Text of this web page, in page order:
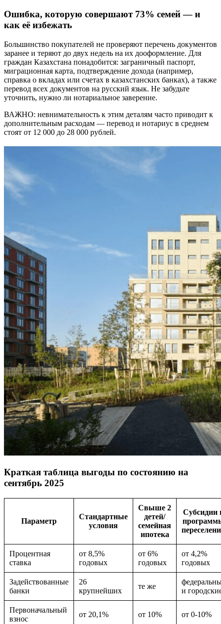
Ошибка, которую совершают 73% семей — и
как её избежать
Большинство покупателей не проверяют перечень документов
заранее и теряют до двух недель на их дооформление. Для
граждан Казахстана понадобится: заграничный паспорт,
миграционная карта, подтверждение дохода (например,
справка о вкладах или счетах в казахстанских банках), а также
перевод всех документов на русский язык. Не забудьте
уточнить, нужно ли нотариальное заверение.
ВАЖНО: невнимательность к этим деталям часто приводит к
дополнительным расходам — перевод и нотариус в среднем
стоят от 12 000 до 28 000 рублей.
Краткая таблица выгоды по состоянию на
сентябрь 2025
Параметр
Стандартные
условия
Свыше 2
детей/
семейная
ипотека
Субсидии
Процентная
ставка
от 8,5%
годовых
от 6%
годовых
от 4,2%
годовых
Задействованные
банки
26
крупнейших
те же
и
Первоначальный
взнос
от 20,1% от 10% от 0-10%